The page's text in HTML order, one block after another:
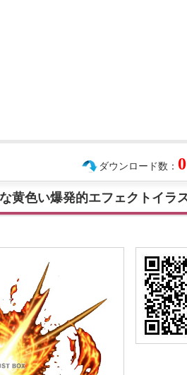
ダウンロード数： 0
黄色い爆発的エフェクトイラ